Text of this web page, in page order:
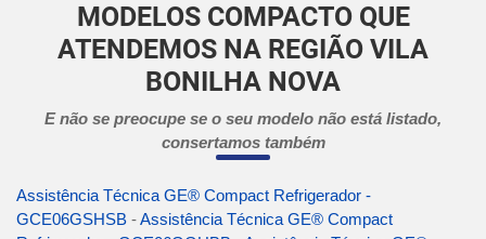
MODELOS COMPACTO QUE
ATENDEMOS NA REGIÃO VILA
BONILHA NOVA
E não se preocupe se o seu modelo não está listado,
consertamos também
Assistência Técnica GE® Compact Refrigerador -
GCE06GSHSB -Assistência Técnica GE® Compact